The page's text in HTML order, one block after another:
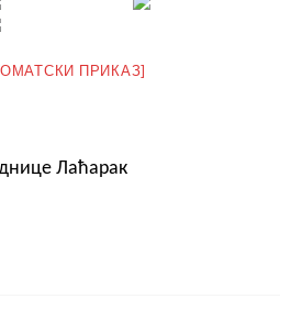
ПРИКАЗ]
Лаћарак